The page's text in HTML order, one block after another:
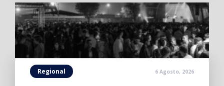
Regional 6 Agosto, 2026